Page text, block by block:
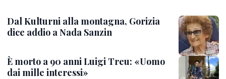
Dal Kulturni alla montagna, Gorizia
dice addio a Nada Sanzin
È morto a 90 anni Luigi Treu: «Uomo
dai mille interessi»